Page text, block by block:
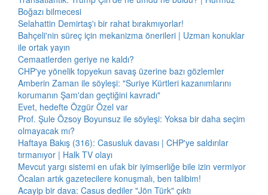
Boğazı bilmecesi
Selahattin Demirtaş'ı bir rahat bırakmıyorlar!
Bahçeli'nin süreç için mekanizma önerileri | Uzman konuklar
ile ortak yayın
Cemaatlerden geriye ne kaldı?
CHP'ye yönelik topyekun savaş üzerine bazı gözlemler
Amberin Zaman ile söyleşi: "Suriye Kürtleri kazanımlarını
korumanın Şam'dan geçtiğini kavradı"
Evet, hedefte Özgür Özel var
Prof. Şule Özsoy Boyunsuz ile söyleşi: Yoksa bir daha seçim
olmayacak mı?
Haftaya Bakış (316): Casusluk davası | CHP'ye saldırılar
tırmanıyor | Halk TV olayı
Mevcut yargı sistemi en ufak bir iyimserliğe bile izin vermiyor
Öcalan artık gazetecilere konuşmalı, ben talibim!
Acayip bir dava: Casus dediler "Jön Türk" çıktı